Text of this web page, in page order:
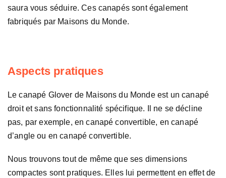
saura vous séduire. Ces canapés sont également
fabriqués par Maisons du Monde.
Aspects pratiques
Le canapé Glover de Maisons du Monde est un canapé
droit et sans fonctionnalité spécifique. Il ne se décline
pas, par exemple, en canapé convertible, en canapé
d’angle ou en canapé convertible.
Nous trouvons tout de même que ses dimensions
compactes sont pratiques. Elles lui permettent en effet de